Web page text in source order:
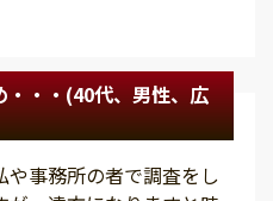
・・(40代、男性、広
や事務所の者で調査をし